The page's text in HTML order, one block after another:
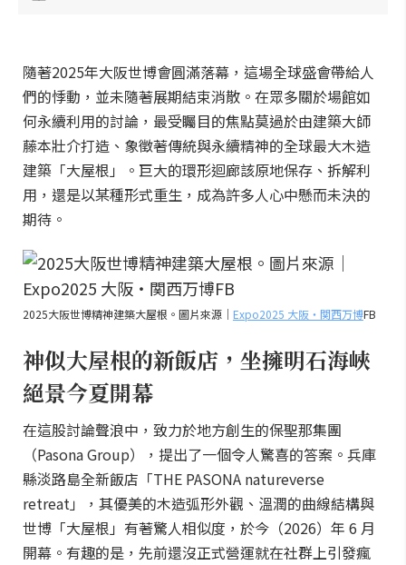
隨著2025年大阪世博會圓滿落幕，這場全球盛會帶給人
們的悸動，並未隨著展期結束消散。在眾多關於場館如
何永續利用的討論，最受矚目的焦點莫過於由建築大師
藤本壯介打造、象徵著傳統與永續精神的全球最大木造
建築「大屋根」。巨大的環形迴廊該原地保存、拆解利
用，還是以某種形式重生，成為許多人心中懸而未決的
期待。
2025大阪世博精神建築大屋根。圖片來源｜ Expo2025 大阪・関西万博FB
神似大屋根的新飯店，坐擁明石海峽
絕景今夏開幕
在這股討論聲浪中，致力於地方創生的保聖那集團
（Pasona Group），提出了一個令人驚喜的答案。兵庫
縣淡路島全新飯店「THE PASONA natureverse
retreat」，其優美的木造弧形外觀、溫潤的曲線結構與
世博「大屋根」有著驚人相似度，於今（2026）年 6 月
開幕。有趣的是，先前還沒正式營運就在社群上引發瘋